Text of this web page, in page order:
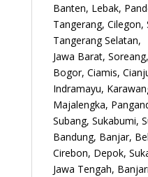
Banten, Lebak,
Tangerang, Cilegon,
Tangerang Selatan,
Jawa Barat,
Bogor, Ciamis,
Indramayu,
Majalengka,
Subang, Sukabumi,
Bandung, Banjar,
Cirebon, Depok,
Jawa Tengah,